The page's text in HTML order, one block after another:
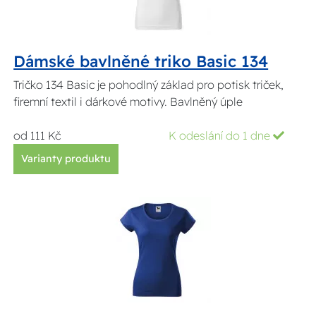
Dámské bavlněné triko Basic 134
Tričko 134 Basic je pohodlný základ pro potisk triček,
firemní textil i dárkové motivy. Bavlněný úple
od 111 Kč K odeslání do 1 dne
Varianty produktu